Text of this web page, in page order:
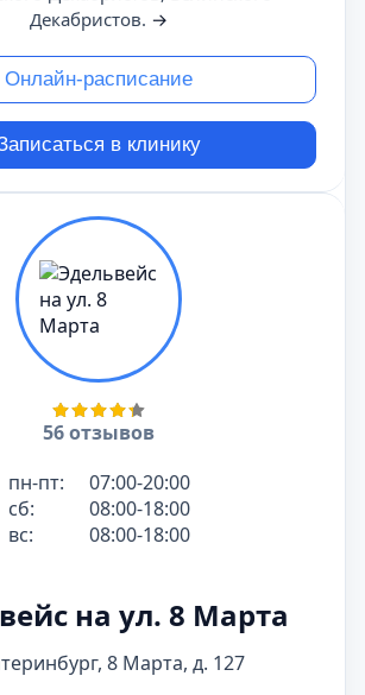
Декабристов. →
Онлайн-расписание
в клинику
56 отзывов
пн-пт:
07:00-20:00
сб:
08:00-18:00
вс:
08:00-18:00
на ул. 8 Марта
8 Марта, д. 127